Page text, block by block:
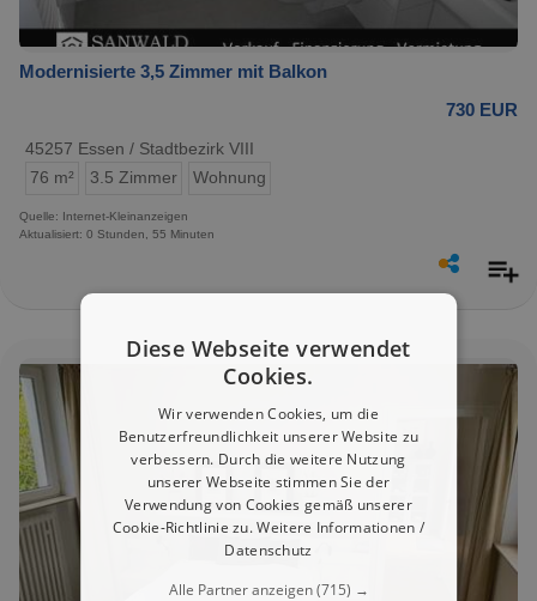
Modernisierte 3,5 Zimmer mit Balkon
730 EUR
45257 Essen / Stadtbezirk VIII
76 m²
3.5 Zimmer Wohnung
Quelle: Internet-Kleinanzeigen
Aktualisiert: 0 Stunden, 55 Minuten
Diese Webseite verwendet
Cookies.
Wir verwenden Cookies, um die
Benutzerfreundlichkeit unserer Website zu
verbessern. Durch die weitere Nutzung
unserer Webseite stimmen Sie der
Verwendung von Cookies gemäß unserer
Cookie-Richtlinie zu.Weitere Informationen /
Datenschutz
Alle Partner anzeigen(715) →